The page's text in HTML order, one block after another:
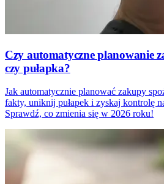
Czy automatyczne planowanie
czy pułapka?
Jak automatycznie planować zakupy
fakty, uniknij pułapek i zyskaj kontrolę
Sprawdź, co zmienia się w 2026 roku!